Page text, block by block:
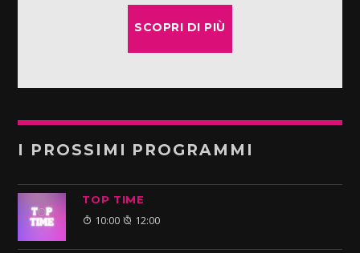
SCOPRI DI PIÙ
I PROSSIMI PROGRAMMI
TOP TIME
10:00 12:00